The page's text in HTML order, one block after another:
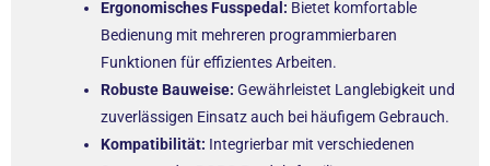
Ergonomisches Fusspedal: Bietet komfortable
Bedienung mit mehreren programmierbaren
Funktionen für effizientes Arbeiten.
Robuste Bauweise: Gewährleistet Langlebigkeit und
zuverlässigen Einsatz auch bei häufigem Gebrauch.
Kompatibilität: Integrierbar mit verschiedenen